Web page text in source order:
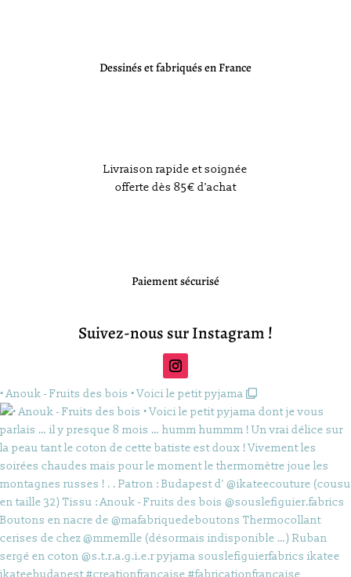
Dessinés et fabriqués en France
Livraison rapide et soignée
offerte dès 85€ d'achat
Paiement sécurisé
Suivez-nous sur Instagram !
• Anouk - Fruits des bois • Voici le petit pyjama